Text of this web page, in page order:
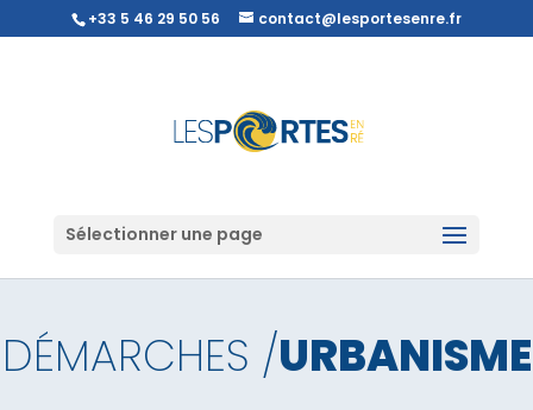
+33 5 46 29 50 56 contact@lesportesenre.fr
Sélectionner une page
DÉMARCHES /URBANISME